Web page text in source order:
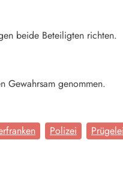
beide Beteiligten richten.
Gewahrsam genommen.
Polizei Prügelei